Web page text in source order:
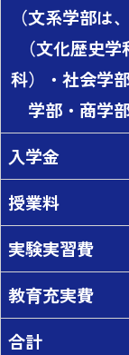
（文系学部は
（文化歴史
科）・社会学
学部・商学
入学金
授業料
実験実習費
教育充実費
合計